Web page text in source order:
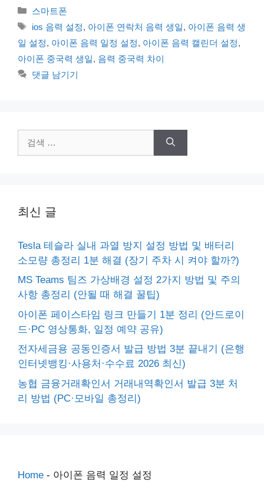
카
테
리
스마트폰
태
그
ios 음력 설정, 아이폰 연락처 음력 생일, 아이폰 음력 생
일 설정, 아이폰 음력 일정 설정, 아이폰 음력 캘린더 설정,
아이폰 중국력 생일, 음력 중국력 차이
댓글 남기기
색:
최신 글
Tesla 테슬라 실내 과열 방지 설정 방법 및 배터리
소모량 총정리 1분 해결 (장기 주차 시 켜야 할까?)
MS Teams 팀즈 가상배경 설정 2가지 방법 및 주의
사항 총정리 (안될 때 해결 꿀팁)
아이폰 페이스타임 링크 만들기 1분 정리 (안드로이
드·PC 영상통화, 일정 예약 공유)
전자세금용 공동인증서 발급 방법 3분 끝내기 (은행
인터넷뱅킹·사용처·수수료 2026 최신)
농협 금융거래확인서 거래내역확인서 발급 3분 처
리 방법 (PC·모바일 총정리)
Home - 아이폰 음력 일정 설정